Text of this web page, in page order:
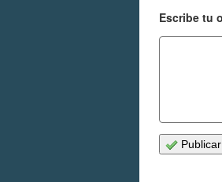
Escribe tu
Publicar